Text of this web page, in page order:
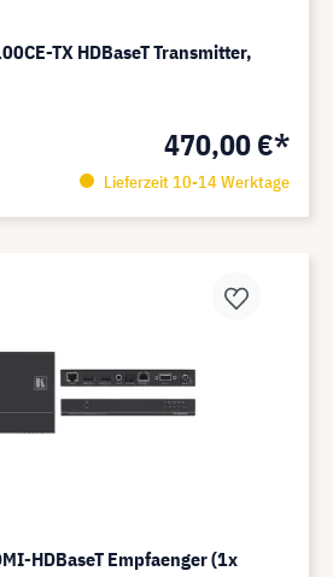
TX HDBaseT Transmitter,
470,00 €*
Lieferzeit 10-14 Werktage
HDBaseT Empfaenger (1x